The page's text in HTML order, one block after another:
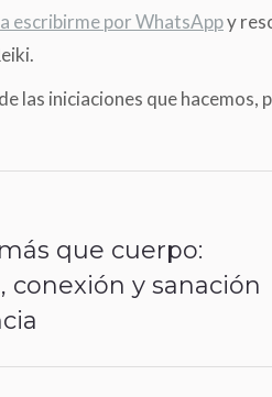
escribirme por WhatsAppy
las iniciaciones que hacemos,
que cuerpo:
conexión y sanación